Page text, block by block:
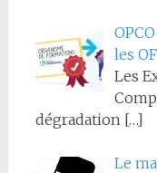
les OF
Les
dégradation […]
Le